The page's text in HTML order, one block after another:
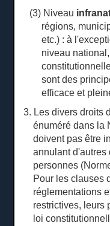
(3) Niveau
régions,
etc.) : à
niveau
sont des
efficace et
3. Les divers droits
énuméré dans la
doivent pas être
annulant d'autres
personnes
Pour les clauses
réglementations
restrictives, leurs
loi